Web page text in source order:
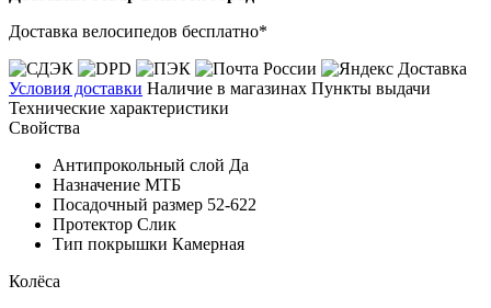
Доставка велосипедов бесплатно*
Условия доставки Наличие в магазинах Пункты выдачи
Технические характеристики
Свойства
Антипрокольный слой Да
Назначение МТБ
Посадочный размер 52-622
Протектор Слик
Тип покрышки Камерная
Колёса